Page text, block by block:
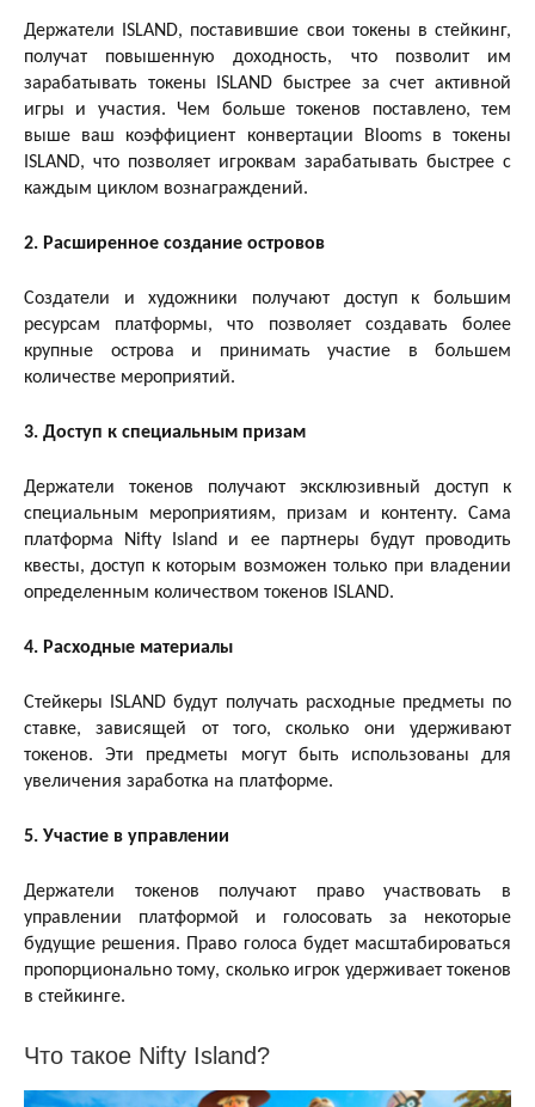
Держатели ISLAND, поставившие свои токены в стейкинг,
получат повышенную доходность, что позволит им
зарабатывать токены ISLAND быстрее за счет активной
игры и участия. Чем больше токенов поставлено, тем
выше ваш коэффициент конвертации Blooms в токены
ISLAND, что позволяет игроквам зарабатывать быстрее с
каждым циклом вознаграждений.
2. Расширенное создание островов
Создатели и художники получают доступ к большим
ресурсам платформы, что позволяет создавать более
крупные острова и принимать участие в большем
количестве мероприятий.
3. Доступ к специальным призам
Держатели токенов получают эксклюзивный доступ к
специальным мероприятиям, призам и контенту. Сама
платформа Nifty Island и ее партнеры будут проводить
квесты, доступ к которым возможен только при владении
определенным количеством токенов ISLAND.
4. Расходные материалы
Стейкеры ISLAND будут получать расходные предметы по
ставке, зависящей от того, сколько они удерживают
токенов. Эти предметы могут быть использованы для
увеличения заработка на платформе.
5. Участие в управлении
Держатели токенов получают право участвовать в
управлении платформой и голосовать за некоторые
будущие решения. Право голоса будет масштабироваться
пропорционально тому, сколько игрок удерживает токенов
в стейкинге.
Что такое Nifty Island?